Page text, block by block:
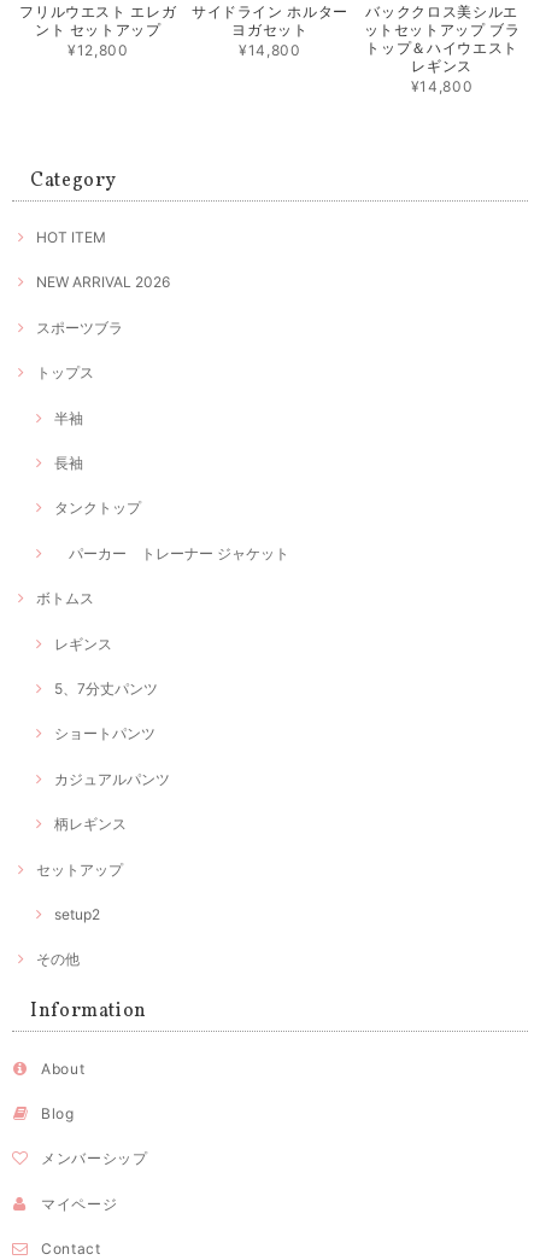
フリルウエスト エレガ
ント セットアップ
¥12,800
サイドライン ホルター
ヨガセット
¥14,800
バッククロス美シルエ
ットセットアップ ブラ
トップ＆ハイウエスト
レギンス
¥14,800
Category
HOT ITEM
NEW ARRIVAL 2026
スポーツブラ
トップス
半袖
長袖
タンクトップ
パーカー トレーナー ジャケット
ボトムス
レギンス
5、7分丈パンツ
ショートパンツ
カジュアルパンツ
柄レギンス
セットアップ
setup2
その他
Information
About
Blog
メンバーシップ
マイページ
Contact